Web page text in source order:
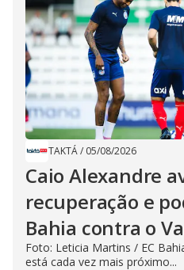
TAKTÁ/ 05/08/2026
Caio Alexandre
recuperação e
Bahia contra o
Foto: Leticia Martins / EC
está cada vez mais próximo...